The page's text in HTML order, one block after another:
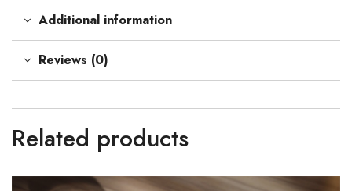
Additional information
Reviews (0)
Related products